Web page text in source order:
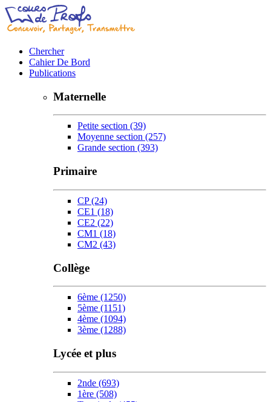
Chercher
Cahier De Bord
Publications
Maternelle
Petite section (39)
Moyenne section (257)
Grande section (393)
Primaire
CP(24)
CE1 (18)
CE2 (22)
CM1 (18)
CM2 (43)
Collège
6ème (1250)
5ème (1151)
4ème (1094)
3ème (1288)
Lycée et plus
2nde (693)
1ère (508)